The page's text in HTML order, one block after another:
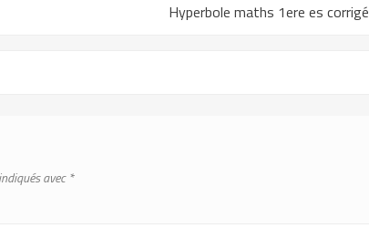
Hyperbole maths 1ere es corrigé
avec*